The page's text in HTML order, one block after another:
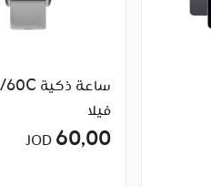
فيلا
60٫00 JOD